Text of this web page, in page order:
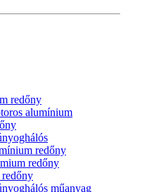
redőny
alumínium
redőny
redőny
műanyag